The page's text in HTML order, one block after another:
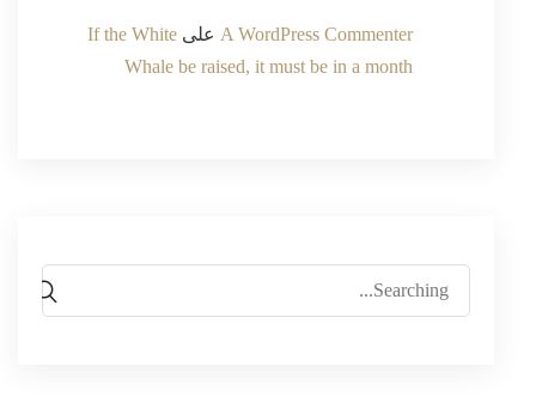
A WordPress Commenter على If the White
Whale be raised, it must be in a month
Search
for: